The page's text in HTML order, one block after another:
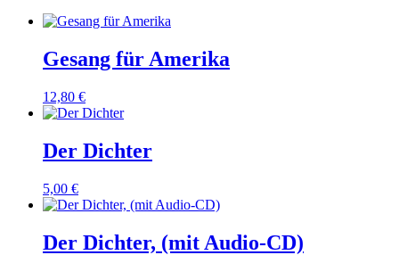
Gesang für Amerika
12,80 €
Der Dichter
5,00 €
Der Dichter, (mit Audio-CD)